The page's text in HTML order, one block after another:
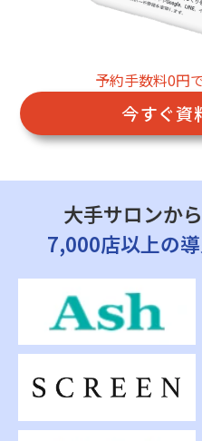
予約手数料0円
今すぐ資
大手サロンか
7,000店以上の